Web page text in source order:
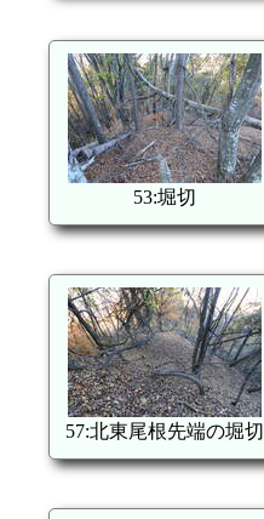
53:堀切
57:北東尾根先端の堀切